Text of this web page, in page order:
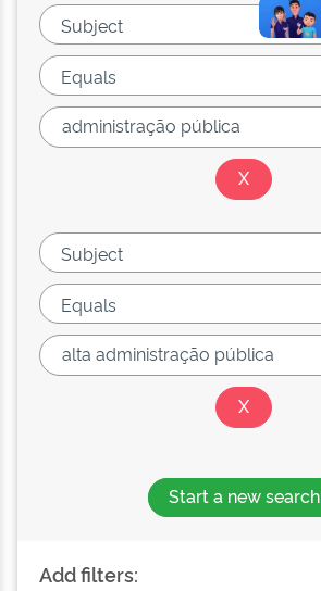
Start a new search
Add filters: